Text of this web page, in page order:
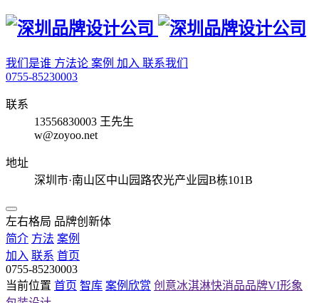
我们是谁 方法论 案例 加入 联系我们
0755-85230003
联系
13556830003 王先生
w@zoyoo.net
地址
深圳市·南山区中山园路农光产业园B栋101B
左右格局 品牌创新体
简介 方法 案例
加入 联系 首页
0755-85230003
当前位置 首页 智库 案例欣赏 创意冰淇淋快消品品牌VI形象